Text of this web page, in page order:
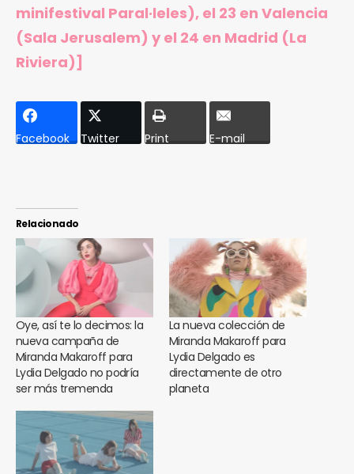
minifestival Paral·leles), el 23 en Valencia
(Sala Jerusalem) y el 24 en Madrid (La
Riviera)]
Facebook Twitter Print E-mail
Relacionado
Oye, así te lo decimos: la
nueva campaña de
Miranda Makaroff para
Lydia Delgado no podría
ser más tremenda
La nueva colección de
Miranda Makaroff para
Lydia Delgado es
directamente de otro
planeta